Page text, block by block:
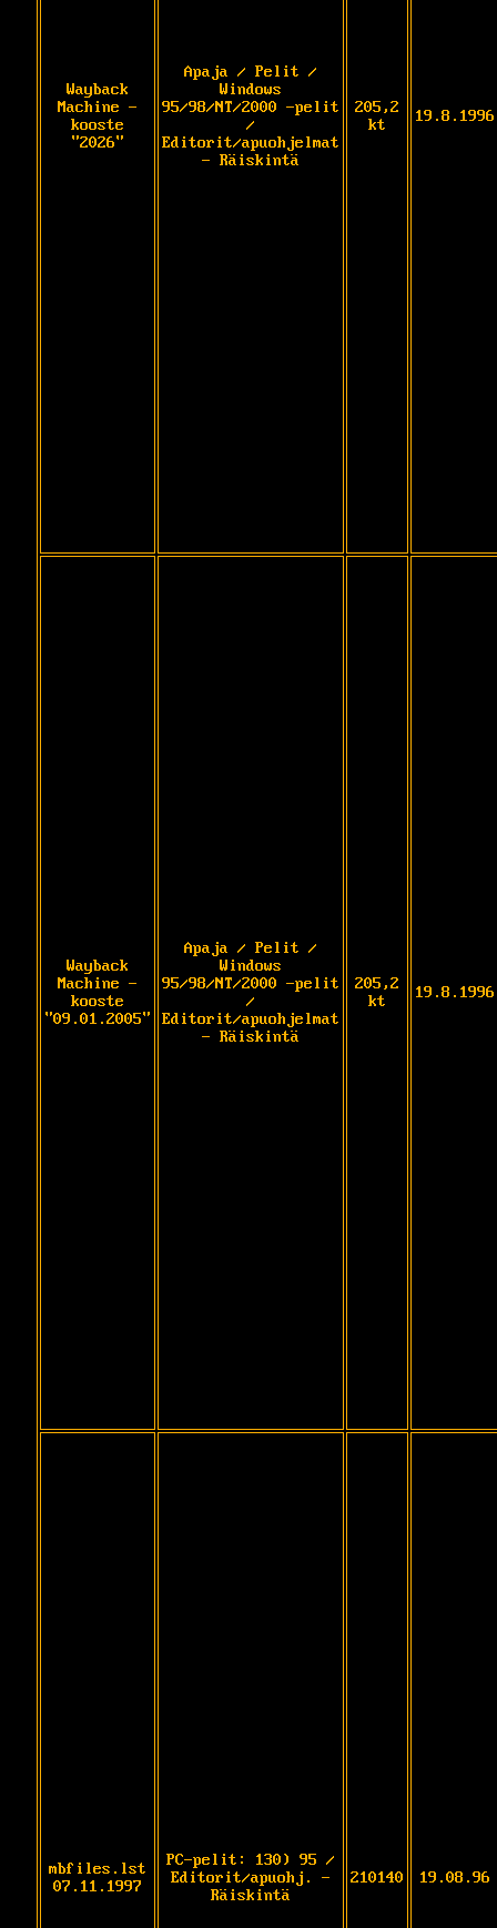
Wayback
Machine -
kooste
"2026"
Apaja / Pelit /
Windows
95/98/NT/2000 -pelit
/
Editorit/apuohjelmat
- Räiskintä
205,2
kt
19.8.1996
Wayback
Machine -
kooste
"09.01.2005"
Apaja / Pelit /
Windows
95/98/NT/2000 -pelit
/
Editorit/apuohjelmat
- Räiskintä
205,2
kt
19.8.1996
mbfiles.lst
07.11.1997
PC-pelit: 130) 95 /
Editorit/apuohj. -
Räiskintä
210140 19.08.96